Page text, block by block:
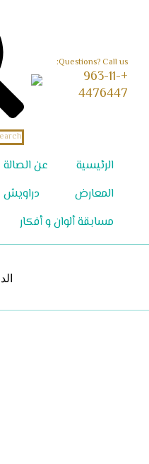
Questions? Call us:
+963-11-
4476447
الرئيسية عن الصالة
المعارض
دراويش
مسابقة ألوان و أفكار